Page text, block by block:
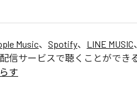
Music、 Spotify、 LINE MUSIC、
信サービスで聴くことができる
す